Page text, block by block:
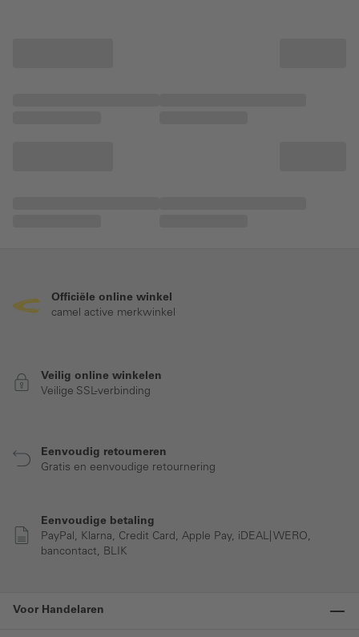
Officiële online winkel
camel active merkwinkel
Veilig online winkelen
Veilige SSL-verbinding
Eenvoudig retourneren
Gratis en eenvoudige retournering
Eenvoudige betaling
PayPal, Klarna, Credit Card, Apple Pay, iDEAL| WERO,
bancontact, BLIK
Voor Handelaren